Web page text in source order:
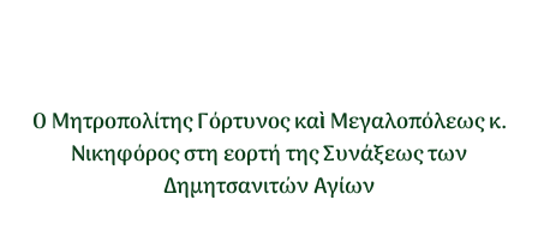
Ο Μητροπολίτης Γόρτυνος καὶ Μεγαλοπόλεως κ.
Νικηφόρος στη εορτή της Συνάξεως των
Δημητσανιτών Αγίων